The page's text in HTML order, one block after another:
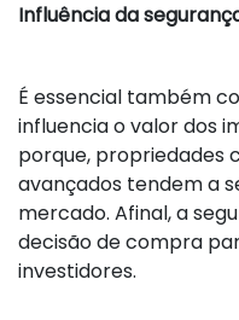
Influência da
É essencial também
influencia o valor dos
porque, propriedades
avançados tendem a
mercado. Afinal, a
decisão de compra
investidores.